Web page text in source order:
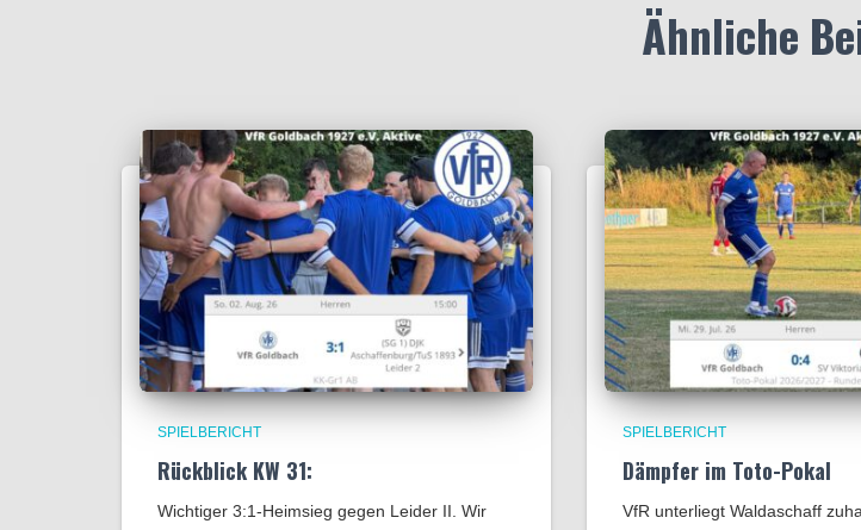
Ähnliche
SPIELBERICHT
Rückblick KW 31:
Wichtiger 3:1-Heimsieg gegen Leider II. Wir
SPIELBERICHT
Dämpfer im Toto-Pokal
VfR unterliegt Waldaschaff